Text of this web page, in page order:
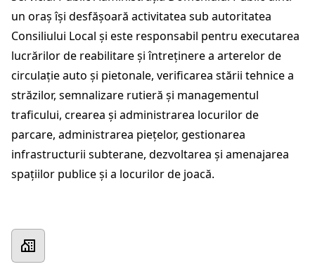
un oraș îşi desfăşoară activitatea sub autoritatea
Consiliului Local și este responsabil pentru executarea
lucrărilor de reabilitare şi întreţinere a arterelor de
circulaţie auto şi pietonale, verificarea stării tehnice a
străzilor, semnalizare rutieră și managementul
traficului, crearea și administrarea locurilor de
parcare, administrarea piețelor, gestionarea
infrastructurii subterane, dezvoltarea şi amenajarea
spaţiilor publice și a locurilor de joacă.